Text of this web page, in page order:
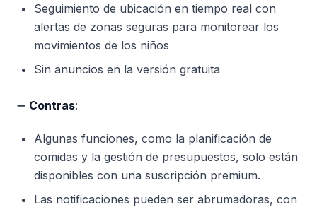
Seguimiento de ubicación en tiempo real con
alertas de zonas seguras para monitorear los
movimientos de los niños
Sin anuncios en la versión gratuita
➖ Contras:
Algunas funciones, como la planificación de
comidas y la gestión de presupuestos, solo están
disponibles con una suscripción premium.
Las notificaciones pueden ser abrumadoras, con